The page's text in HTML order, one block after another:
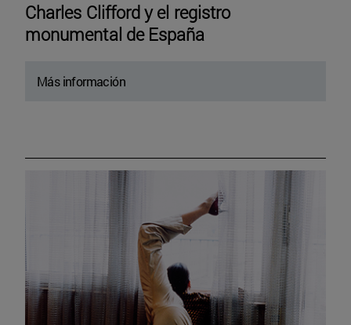
Charles Clifford y el registro
monumental de España
Más información